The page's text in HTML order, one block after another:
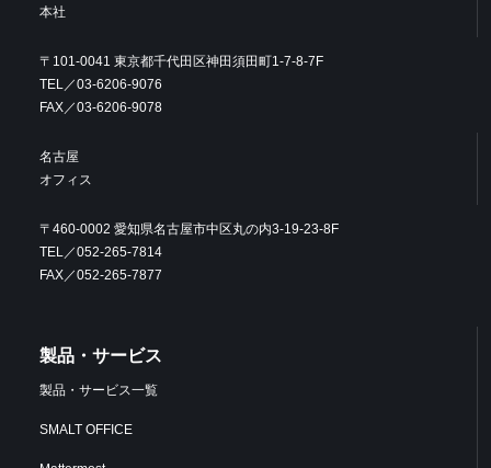
本社
〒101-0041 東京都千代田区神田須田町1-7-8-7F
TEL／03-6206-9076
FAX／03-6206-9078
名古屋
オフィス
〒460-0002 愛知県名古屋市中区丸の内3-19-23-8F
TEL／052-265-7814
FAX／052-265-7877
製品・サービス
製品・サービス一覧
SMALT OFFICE